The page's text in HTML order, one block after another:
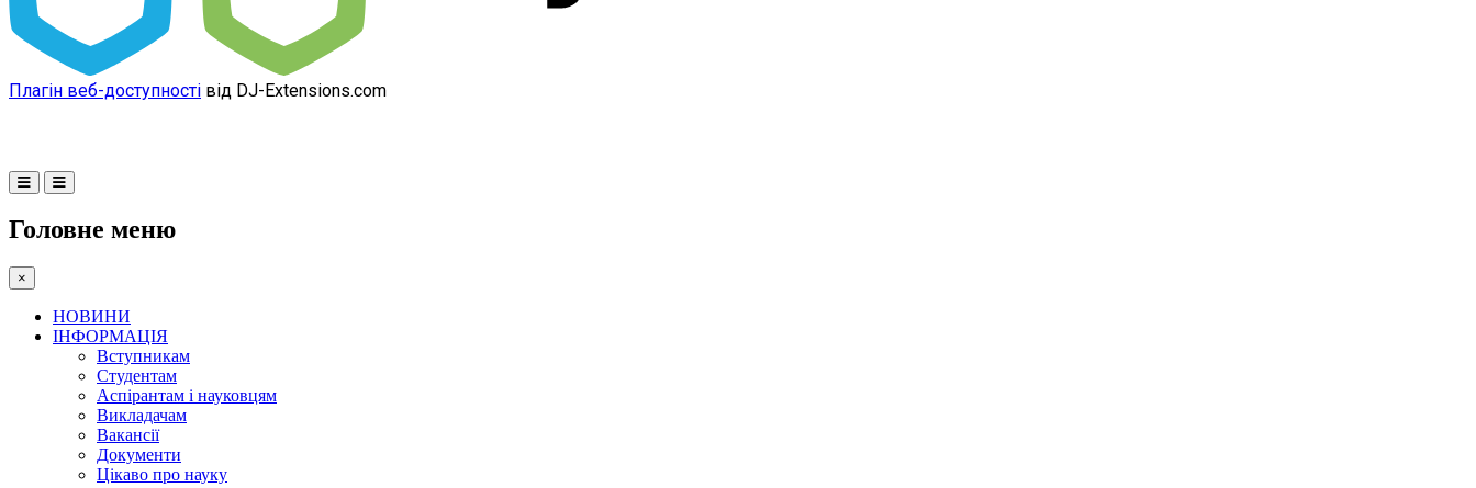
Плагін веб-доступності від DJ-Extensions.com
Головне меню
×
НОВИНИ
ІНФОРМАЦІЯ
Вступникам
Студентам
Аспірантам і науковцям
Викладачам
Вакансії
Документи
Цікаво про науку